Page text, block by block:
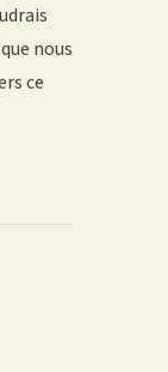
nous
ce